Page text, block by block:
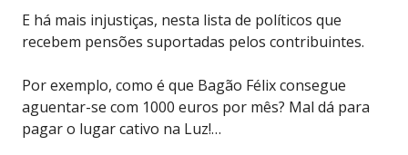
E há mais injustiças, nesta lista de políticos que
recebem pensões suportadas pelos contribuintes.
Por exemplo, como é que Bagão Félix consegue
aguentar-se com 1000 euros por mês? Mal dá para
pagar o lugar cativo na Luz!…